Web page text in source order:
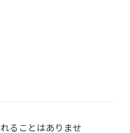
ることはありませ